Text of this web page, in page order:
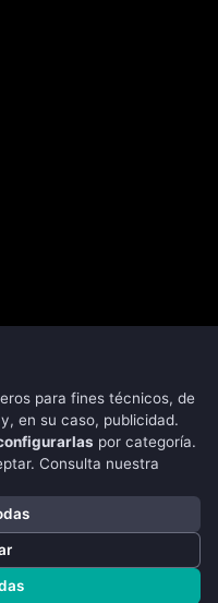
para fines técnicos, de
en su caso, publicidad.
por categoría.
Consulta nuestra